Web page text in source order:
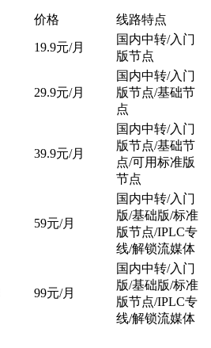
价格 线路特点
19.9元/月
国内中转/入门
版节点
29.9元/月
国内中转/入门
版节点/基础节
点
39.9元/月
国内中转/入门
版节点/基础节
点/可用标准版
节点
59元/月
国内中转/入门
版/基础版/标准
版节点/IPLC专
线/解锁流媒体
99元/月
国内中转/入门
版/基础版/标准
版节点/IPLC专
线/解锁流媒体